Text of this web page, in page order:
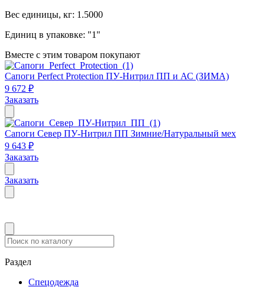
Вес единицы, кг: 1.5000
Единиц в упаковке: "1"
Вместе с этим товаром покупают
Сапоги Perfect Protection ПУ-Нитрил ПП и АС (ЗИМА)
9 672 ₽
Заказать
Сапоги Север ПУ-Нитрил ПП Зимние/Натуральный мех
9 643 ₽
Заказать
Заказать
Раздел
Спецодежда